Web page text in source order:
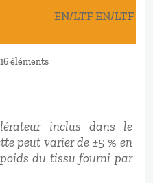
EN/LTF EN/LTF
éléments
inclus dans le
peut varier de ±5 % en
du tissu fourni par